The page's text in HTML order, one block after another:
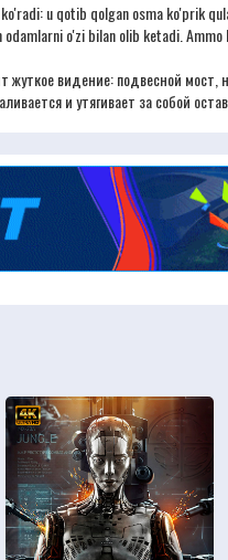
u qotib qolgan osma ko'prik
o'zi bilan olib ketadi.
жуткое видение: подвесной
и утягивает за собой